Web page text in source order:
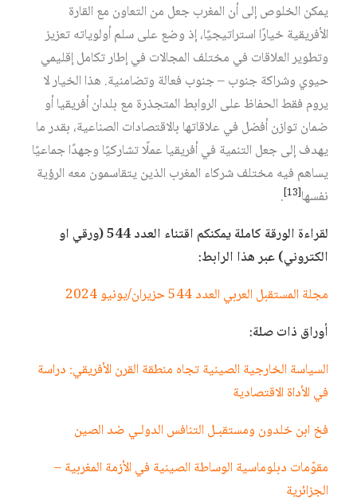
يمكن الخلوص إلى أن المغرب جعل من التعاون مع القارة
الأفريقية خيارًا استراتيجيًا، إذ وضع على سلم أولوياته تعزيز
وتطوير العلاقات في مختلف المجالات في إطار تكامل إقليمي
حيوي وشراكة جنوب – جنوب فعالة وتضامنية. هذا الخيار لا
يروم فقط الحفاظ على الروابط المتجذرة مع بلدان أفريقيا أو
ضمان توازن أفضل في علاقاتها بالاقتصادات الصناعية، بقدر ما
يهدف إلى جعل التنمية في أفريقيا عملًا تشاركيًا وجهدًا جماعيًا
يساهم فيه مختلف شركاء المغرب الذين يتقاسمون معه الرؤية
نفسها[13]
.
لقراءة الورقة كاملة يمكنكم اقتناء العدد 544 (ورقي او
الكتروني) عبر هذا الرابط:
مجلة المستقبل العربي العدد 544 حزيران/يونيو 2024
أوراق ذات صلة:
السياسة الخارجية الصينية تجاه منطقة القرن الأفريقي: دراسة
في الأداة الاقتصادية
فخ ابن خلدون ومستقبـل التنافس الدولـي ضد الصين
مقوّمات دبلوماسية الوساطة الصينية في الأزمة المغربية –
الجزائرية